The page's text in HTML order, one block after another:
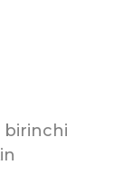
birinchi